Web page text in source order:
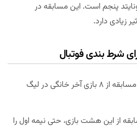
پنجم است. این مسابقه در
زیادی دارد.
شرط بندی فوتبال
وستهم یونایتد در ۶ مسابقه از ۸ بازی آخر خانگی در لیگ
از این هشت بازی، حتی نیمه اول را